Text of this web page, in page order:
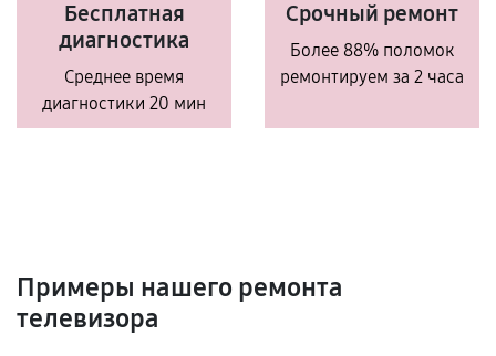
Бесплатная
диагностика
Среднее время
диагностики 20 мин
Срочный ремонт
Более 88% поломок
ремонтируем за 2 часа
Примеры нашего ремонта
телевизора